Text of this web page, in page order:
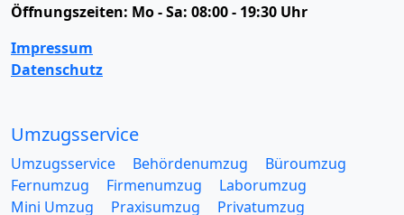
Öffnungszeiten: Mo - Sa: 08:00 - 19:30 Uhr
Impressum
Datenschutz
Umzugsservice
Umzugsservice Behördenumzug
Büroumzug
Fernumzug
Firmenumzug
Laborumzug
Mini Umzug
Praxisumzug
Privatumzug